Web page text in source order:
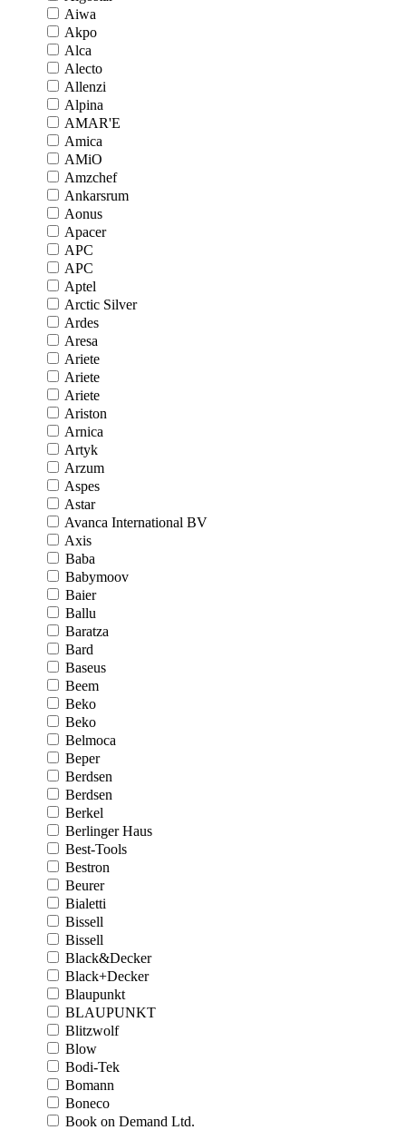
Aiwa
Akpo
Alca
Alecto
Allenzi
Alpina
AMAR'E
Amica
AMiO
Amzchef
Ankarsrum
Aonus
Apacer
APC
APC
Aptel
Arctic Silver
Ardes
Aresa
Ariete
Ariete
Ariete
Ariston
Arnica
Artyk
Arzum
Aspes
Astar
Avanca International BV
Axis
Baba
Babymoov
Baier
Ballu
Baratza
Bard
Baseus
Beem
Beko
Beko
Belmoca
Beper
Berdsen
Berdsen
Berkel
Berlinger Haus
Best-Tools
Bestron
Beurer
Bialetti
Bissell
Bissell
Black&Decker
Black+Decker
Blaupunkt
BLAUPUNKT
Blitzwolf
Blow
Bodi-Tek
Bomann
Boneco
Book on Demand Ltd.